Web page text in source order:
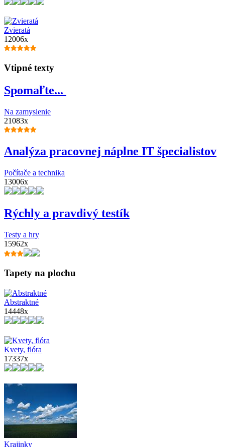
Zvieratá
12006x
Vtipné texty
Spomaľte...
Na zamyslenie
21083x
Analýza pracovnej náplne IT špecialistov
Počítače a technika
13006x
Rýchly a pravdivý testík
Testy a hry
15962x
Tapety na plochu
Abstraktné
14448x
Kvety, flóra
17337x
Krajinky